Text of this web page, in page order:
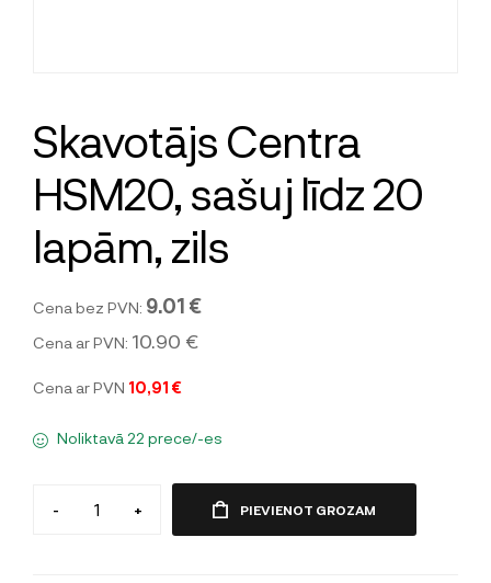
Skavotājs Centra
HSM20, sašuj līdz 20
lapām, zils
Cena bez PVN: 9.01 €
Cena ar PVN: 10.90 €
Cena ar PVN 10,91 €
Noliktavā 22 prece/-es
- + PIEVIENOT GROZAM